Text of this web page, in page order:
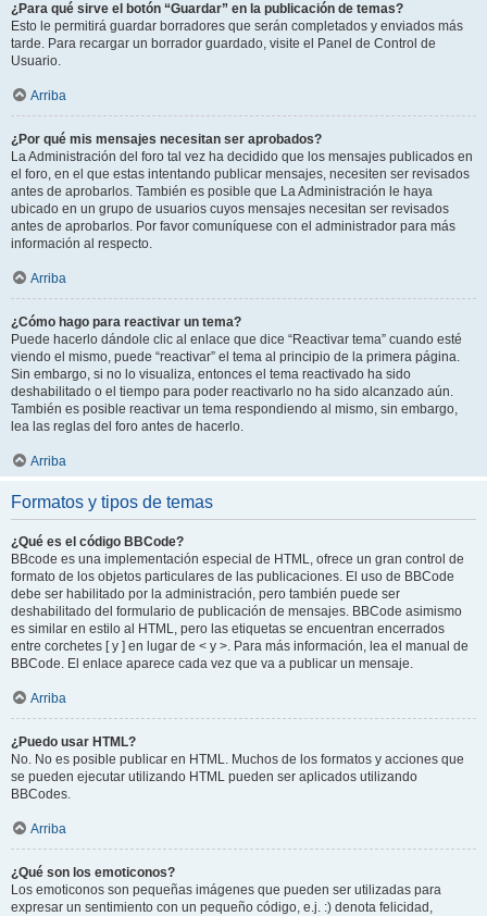
¿Para qué sirve el botón “Guardar” en la publicación de temas?
Esto le permitirá guardar borradores que serán completados y enviados más
tarde. Para recargar un borrador guardado, visite el Panel de Control de
Usuario.
Arriba
¿Por qué mis mensajes necesitan ser aprobados?
La Administración del foro tal vez ha decidido que los mensajes publicados en
el foro, en el que estas intentando publicar mensajes, necesiten ser revisados
antes de aprobarlos. También es posible que La Administración le haya
ubicado en un grupo de usuarios cuyos mensajes necesitan ser revisados
antes de aprobarlos. Por favor comuníquese con el administrador para más
información al respecto.
Arriba
¿Cómo hago para reactivar un tema?
Puede hacerlo dándole clic al enlace que dice “Reactivar tema” cuando esté
viendo el mismo, puede “reactivar” el tema al principio de la primera página.
Sin embargo, si no lo visualiza, entonces el tema reactivado ha sido
deshabilitado o el tiempo para poder reactivarlo no ha sido alcanzado aún.
También es posible reactivar un tema respondiendo al mismo, sin embargo,
lea las reglas del foro antes de hacerlo.
Arriba
Formatos y tipos de temas
¿Qué es el código BBCode?
BBcode es una implementación especial de HTML, ofrece un gran control de
formato de los objetos particulares de las publicaciones. El uso de BBCode
debe ser habilitado por la administración, pero también puede ser
deshabilitado del formulario de publicación de mensajes. BBCode asimismo
es similar en estilo al HTML, pero las etiquetas se encuentran encerrados
entre corchetes [ y ] en lugar de < y >. Para más información, lea el manual de
BBCode. El enlace aparece cada vez que va a publicar un mensaje.
Arriba
¿Puedo usar HTML?
No. No es posible publicar en HTML. Muchos de los formatos y acciones que
se pueden ejecutar utilizando HTML pueden ser aplicados utilizando
BBCodes.
Arriba
¿Qué son los emoticonos?
Los emoticonos son pequeñas imágenes que pueden ser utilizadas para
expresar un sentimiento con un pequeño código, e.j. :) denota felicidad,